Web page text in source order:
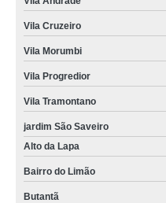
Vila Cruzeiro
Vila Morumbi
Vila Progredior
Vila Tramontano
jardim São Saveiro
Alto da Lapa
Bairro do Limão
Butantã